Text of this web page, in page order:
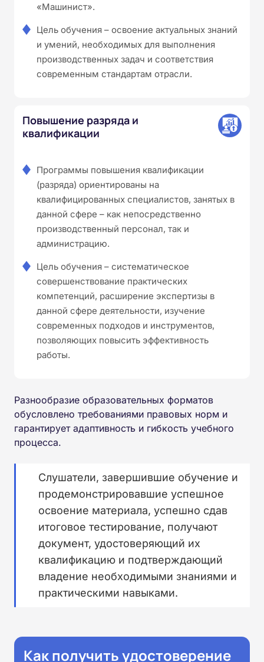
«Машинист».
Цель обучения – освоение актуальных знаний
и умений, необходимых для выполнения
производственных задач и соответствия
современным стандартам отрасли.
Повышение разряда и
квалификации
Программы повышения квалификации
(разряда) ориентированы на
квалифицированных специалистов, занятых в
данной сфере – как непосредственно
производственный персонал, так и
администрацию.
Цель обучения – систематическое
совершенствование практических
компетенций, расширение экспертизы в
данной сфере деятельности, изучение
современных подходов и инструментов,
позволяющих повысить эффективность
работы.
Разнообразие образовательных форматов
обусловлено требованиями правовых норм и
гарантирует адаптивность и гибкость учебного
процесса.
Слушатели, завершившие обучение и
продемонстрировавшие успешное
освоение материала, успешно сдав
итоговое тестирование, получают
документ, удостоверяющий их
квалификацию и подтверждающий
владение необходимыми знаниями и
практическими навыками.
Как получить удостоверение